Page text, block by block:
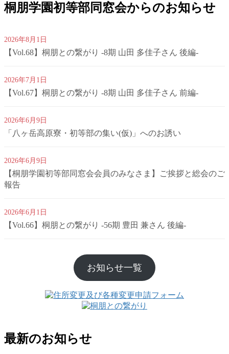
桐朋学園初等部同窓会からのお知らせ
2026年8月1日
【Vol.68】桐朋との繋がり -8期 山田 多佳子さん 後編-
2026年7月1日
【Vol.67】桐朋との繋がり -8期 山田 多佳子さん 前編-
2026年6月9日
「八ヶ岳高原寮・初等部の集い(仮)」へのお誘い
2026年6月9日
【桐朋学園初等部同窓会会員のみなさま】ご挨拶と総会のご
報告
2026年6月1日
【Vol.66】桐朋との繋がり -56期 豊田 兼さん 後編-
お知らせ一覧
最新のお知らせ